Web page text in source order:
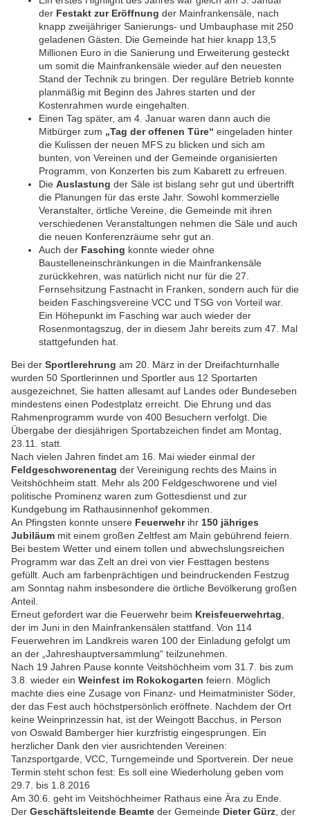
der Festakt zur Eröffnung der Mainfrankensäle, nach
knapp zweijähriger Sanierungs- und Umbauphase mit 250
geladenen Gästen. Die Gemeinde hat hier knapp 13,5
Millionen Euro in die Sanierung und Erweiterung gesteckt
um somit die Mainfrankensäle wieder auf den neuesten
Stand der Technik zu bringen. Der reguläre Betrieb konnte
planmäßig mit Beginn des Jahres starten und der
Kostenrahmen wurde eingehalten.
Einen Tag später, am 4. Januar waren dann auch die
Mitbürger zum „Tag der offenen Türe“ eingeladen hinter
die Kulissen der neuen MFS zu blicken und sich am
bunten, von Vereinen und der Gemeinde organisierten
Programm, von Konzerten bis zum Kabarett zu erfreuen.
Die Auslastung der Säle ist bislang sehr gut und übertrifft
die Planungen für das erste Jahr. Sowohl kommerzielle
Veranstalter, örtliche Vereine, die Gemeinde mit ihren
verschiedenen Veranstaltungen nehmen die Säle und auch
die neuen Konferenzräume sehr gut an.
Auch der Fasching konnte wieder ohne
Baustelleneinschränkungen in die Mainfrankensäle
zurückkehren, was natürlich nicht nur für die 27.
Fernsehsitzung Fastnacht in Franken, sondern auch für die
beiden Faschingsvereine VCC und TSG von Vorteil war.
Ein Höhepunkt im Fasching war auch wieder der
Rosenmontagszug, der in diesem Jahr bereits zum 47. Mal
stattgefunden hat.
Bei der Sportlerehrung am 20. März in der Dreifachturnhalle
wurden 50 Sportlerinnen und Sportler aus 12 Sportarten
ausgezeichnet, Sie hatten allesamt auf Landes oder Bundeseben
mindestens einen Podestplatz erreicht. Die Ehrung und das
Rahmenprogramm wurde von 400 Besuchern verfolgt. Die
Übergabe der diesjährigen Sportabzeichen findet am Montag,
23.11. statt.
Nach vielen Jahren findet am 16. Mai wieder einmal der
Feldgeschworenentag der Vereinigung rechts des Mains in
Veitshöchheim statt. Mehr als 200 Feldgeschworene und viel
politische Prominenz waren zum Gottesdienst und zur
Kundgebung im Rathausinnenhof gekommen.
An Pfingsten konnte unsere Feuerwehr ihr 150 jähriges
Jubiläum mit einem großen Zeltfest am Main gebührend feiern.
Bei bestem Wetter und einem tollen und abwechslungsreichen
Programm war das Zelt an drei von vier Festtagen bestens
gefüllt. Auch am farbenprächtigen und beindruckenden Festzug
am Sonntag nahm insbesondere die örtliche Bevölkerung großen
Anteil.
Erneut gefordert war die Feuerwehr beim Kreisfeuerwehrtag
der im Juni in den Mainfrankensälen stattfand. Von 114
Feuerwehren im Landkreis waren 100 der Einladung gefolgt um
an der „Jahreshauptversammlung“ teilzunehmen.
Nach 19 Jahren Pause konnte Veitshöchheim vom 31.7. bis zum
3.8. wieder ein Weinfest im Rokokogarten feiern. Möglich
machte dies eine Zusage von Finanz- und Heimatminister Söder,
der das Fest auch höchstpersönlich eröffnete. Nachdem der Ort
keine Weinprinzessin hat, ist der Weingott Bacchus, in Person
von Oswald Bamberger hier kurzfristig eingesprungen. Ein
herzlicher Dank den vier ausrichtenden Vereinen:
Tanzsportgarde, VCC, Turngemeinde und Sportverein. Der neue
Termin steht schon fest: Es soll eine Wiederholung geben vom
29.7. bis 1.8.2016
Am 30.6. geht im Veitshöchheimer Rathaus eine Ära zu Ende.
Der Geschäftsleitende Beamte der Gemeinde Dieter Gürz , der